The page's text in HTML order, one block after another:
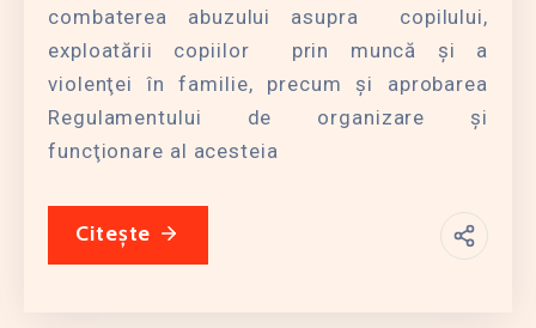
combaterea abuzului asupra copilului,
exploatării copiilor prin muncă şi a
violenţei în familie, precum şi aprobarea
Regulamentului de organizare şi
funcţionare al acesteia
Citește